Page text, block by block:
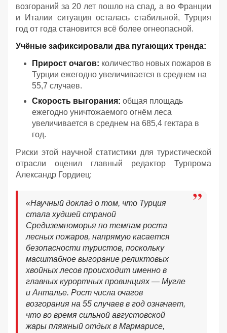
возгораний за 20 лет пошло на спад, а во Франции
и Италии ситуация осталась стабильной, Турция
год от года становится всё более огнеопасной.
Учёные зафиксировали два пугающих тренда:
Прирост очагов: количество новых пожаров в
Турции ежегодно увеличивается в среднем на
55,7 случаев.
Скорость выгорания: общая площадь
ежегодно уничтожаемого огнём леса
увеличивается в среднем на 685,4 гектара в
год.
Риски этой научной статистики для туристической
отрасли оценил главный редактор Турпрома
Александр Гордиец:
«Научный доклад о том, что Турция
стала худшей страной
Средиземноморья по темпам роста
лесных пожаров, напрямую касается
безопасности туристов, поскольку
масштабное выгорание реликтовых
хвойных лесов происходит именно в
главных курортных провинциях — Мугле
и Анталье. Рост числа очагов
возгорания на 55 случаев в год означает,
что во время сильной августовской
жары пляжный отдых в Мармарисе,